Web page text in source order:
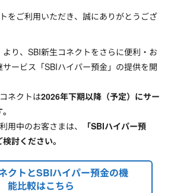
をご利用いただき、誠にありがとうござ
り、SBI新生コネクトをさらに便利・お
サービス「SBIハイパー預金」の提供を開
ネクトは2026年下期以降（予定）にサー
用中のお客さまは、
「SBIハイパー預
討ください。
クトとSBIハイパー預金の機
能比較はこちら